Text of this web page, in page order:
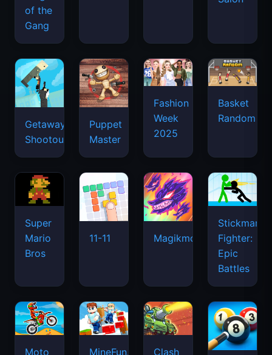
of the
Gang
Getaway
Shootout
Puppet
Master
Fashion
Week
2025
Basket
Random
Super
Mario
Bros
11-11 Magikmon
Stickman
Fighter:
Epic
Battles
Moto
MineFun.io
Clash